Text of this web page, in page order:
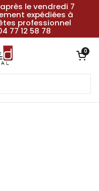
le vendredi 7
expédiées à
professionnel
77 12 58 78
Ouvrir le
0